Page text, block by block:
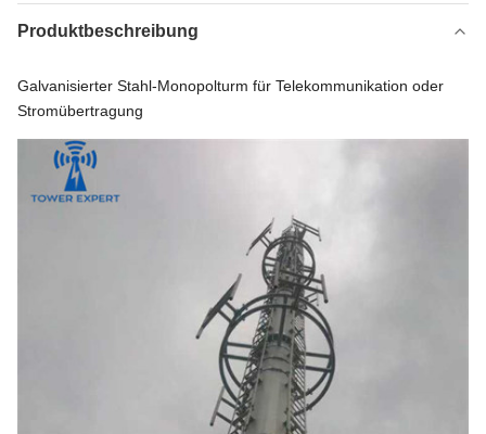
Produktbeschreibung
Galvanisierter Stahl-Monopolturm für Telekommunikation oder
Stromübertragung